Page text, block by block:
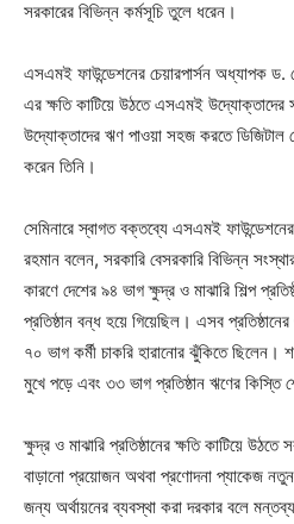
সরকারের বিভিন্ন কর্মসূচি তুলে ধরেন।
এসএমই ফাউন্ডেশনের চেয়ারপার্সন অধ্যাপক
এর ক্ষতি কাটিয়ে উঠতে এসএমই
উদ্যোক্তাদের ঋণ পাওয়া সহজ করতে
করেন তিনি।
সেমিনারে স্বাগত বক্তব্যে এসএমই
রহমান বলেন, সরকারি বেসরকারি বিভিন্ন
কারণে দেশের ৯৪ ভাগ ক্ষুদ্র ও মাঝারি শিল্প
প্রতিষ্ঠান বন্ধ হয়ে গিয়েছিল। এসব
৭০ ভাগ কর্মী চাকরি হারানোর ঝুঁকিতে ছিলেন।
মুখে পড়ে এবং ৩৩ ভাগ প্রতিষ্ঠান ঋণের কিস্তি
ক্ষুদ্র ও মাঝারি প্রতিষ্ঠানের ক্ষতি কাটিয়ে
বাড়ানো প্রয়োজন অথবা প্রণোদনা প্যাকেজ
জন্য অর্থায়নের ব্যবস্থা করা দরকার বলে